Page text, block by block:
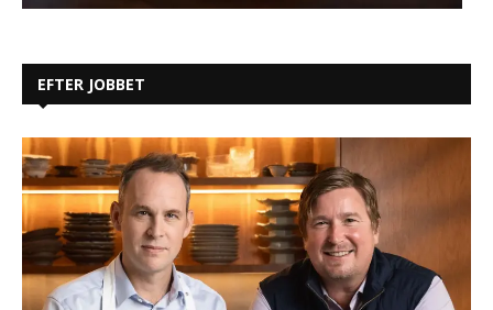
EFTER JOBBET